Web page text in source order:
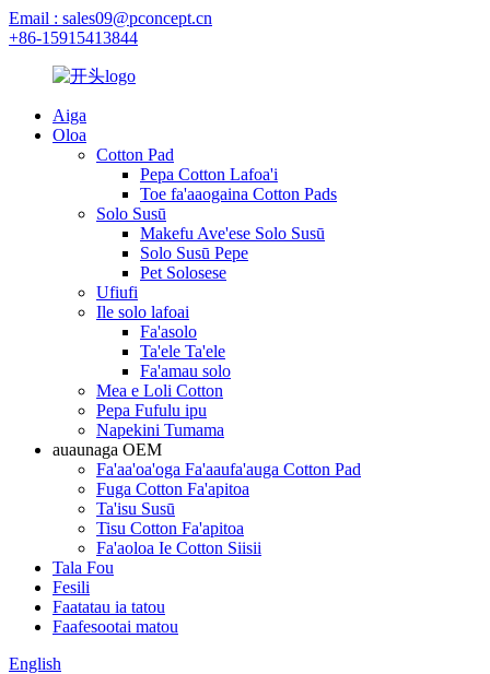
Email : sales09@pconcept.cn
+86-15915413844
Aiga
Oloa
Cotton Pad
Pepa Cotton Lafoa'i
Toe fa'aaogaina Cotton Pads
Solo Susū
Makefu Ave'ese Solo Susū
Solo Susū Pepe
Pet Solosese
Ufiufi
Ile solo lafoai
Fa'asolo
Ta'ele Ta'ele
Fa'amau solo
Mea e Loli Cotton
Pepa Fufulu ipu
Napekini Tumama
auaunaga OEM
Fa'aa'oa'oga Fa'aaufa'auga Cotton Pad
Fuga Cotton Fa'apitoa
Ta'isu Susū
Tisu Cotton Fa'apitoa
Fa'aoloa Ie Cotton Siisii
Tala Fou
Fesili
Faatatau ia tatou
Faafesootai matou
English